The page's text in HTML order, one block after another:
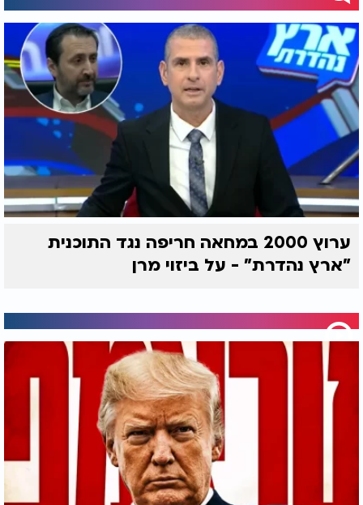
ערוץ 2000 במחאה חריפה נגד התוכנית
"ארץ נהדרת" - על ביזוי מרן